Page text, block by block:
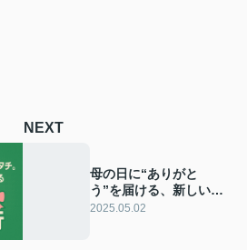
NEXT
母の日に“ありがと
う”を届ける、新しい親
孝行のカタチとは？｜
2025.05.02